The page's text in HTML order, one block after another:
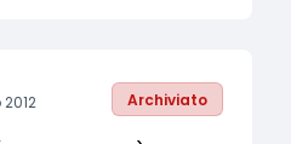
Archiviato